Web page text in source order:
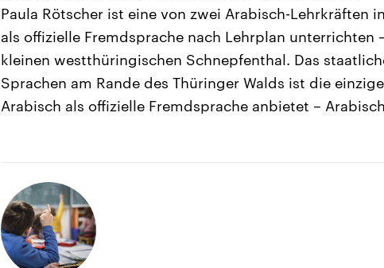
Paula Rötscher ist eine von zwei Arabisch-Lehrkräften
als offizielle Fremdsprache nach Lehrplan unterrichten
kleinen westthüringischen Schnepfenthal. Das
Sprachen am Rande des Thüringer Walds ist die
Arabisch als offizielle Fremdsprache anbietet –